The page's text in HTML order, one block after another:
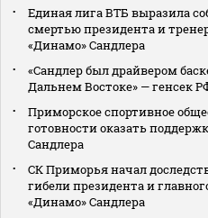
Единая лига ВТБ выразила
смертью президента и
«Динамо» Сандлера
«Сандлер был драйвером
Дальнем Востоке» — генсек
Приморское спортивное
готовности оказать
Сандлера
СК Приморья начал
гибели президента и
«Динамо» Сандлера